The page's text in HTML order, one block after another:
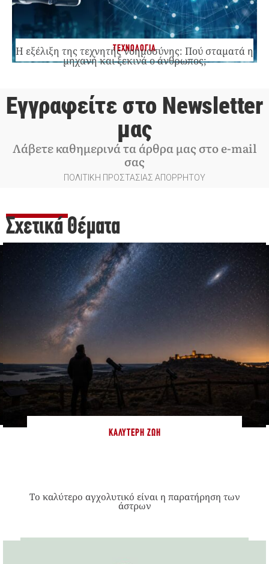
ΤΕΧΝΟΛΟΓΙΑ
Η εξέλιξη της τεχνητής νοημοσύνης: Πού σταματά η
μηχανή και ξεκινά ο άνθρωπος;
Εγγραφείτε στο Newsletter
μας
Λάβετε καθημερινά τα άρθρα μας στο e-mail
σας
ΠΟΛΙΤΙΚΗ ΠΡΟΣΤΑΣΙΑΣ ΑΠΟΡΡΗΤΟΥ
Σχετικά Θέματα
ΚΑΛΎΤΕΡΗ ΖΩΉ
Το καλύτερο αγχολυτικό είναι η παρατήρηση των
άστρων